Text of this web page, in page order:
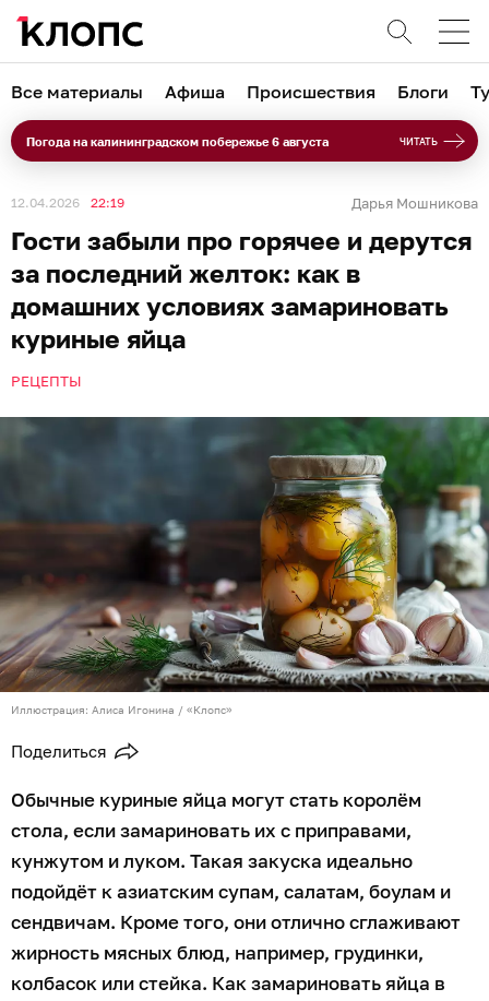
Все материалы Афиша Происшествия Блоги
Погода на калининградском побережье 6 августа ЧИТАТЬ
12.04.2026 22:19 Дарья Мошникова
Гости забыли про горячее и дерутся
за последний желток: как в
домашних условиях замариновать
куриные яйца
РЕЦЕПТЫ
Иллюстрация: Алиса Игонина / «Клопс»
Поделиться
Обычные куриные яйца могут стать королём
стола, если замариновать их с приправами,
кунжутом и луком. Такая закуска идеально
подойдёт к азиатским супам, салатам, боулам и
сендвичам. Кроме того, они отлично сглаживают
жирность мясных блюд, например, грудинки,
колбасок или стейка. Как замариновать яйца в